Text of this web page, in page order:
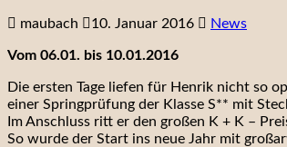
maubach 10. Januar 2016 News
Vom 06.01. bis 10.01.2016
Die ersten Tage liefen für Henrik nicht so
einer Springprüfung der Klasse S** mit
Im Anschluss ritt er den großen K + K –
So wurde der Start ins neue Jahr mit